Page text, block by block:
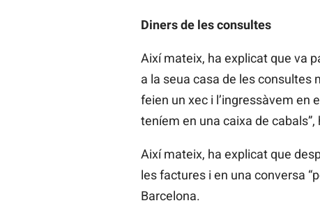
Diners de les consultes
Així mateix, ha explicat que va
a la seua casa de les consultes
feien un xec i l’ingressàvem en
teníem en una caixa de
Així mateix, ha explicat que
les factures i en una conversa
Barcelona.